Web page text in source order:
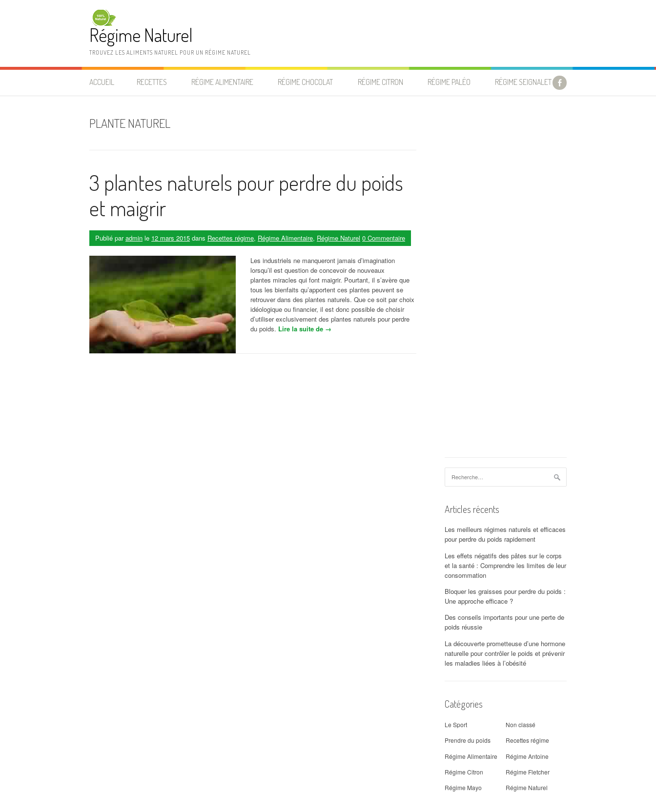
Régime Naturel
TROUVEZ LES ALIMENTS NATUREL POUR UN RÉGIME NATUREL
ACCUEIL RECETTES RÉGIME ALIMENTAIRE RÉGIME CHOCOLAT RÉGIME CITRON RÉGIME PALÉO RÉGIME SEIGNALET
PLANTE NATUREL
3 plantes naturels pour perdre du poids
et maigrir
Publié paradmin le 12 mars 2015 dans Recettes régime, Régime Alimentaire, Régime Naturel 0 Commentaire
Les industriels ne manqueront jamais d’imagination
lorsqu’il est question de concevoir de nouveaux
plantes miracles qui font maigrir. Pourtant, il s’avère que
tous les bienfaits qu’apportent ces plantes peuvent se
retrouver dans des plantes naturels. Que ce soit par choix
idéologique ou financier, il est donc possible de choisir
d’utiliser exclusivement des plantes naturels pour perdre
du poids. Lire la suite de « 3 plantes naturels pour perdre du poids et maigrir »
→
Articles récents
Les meilleurs régimes naturels et efficaces
pour perdre du poids rapidement
Les effets négatifs des pâtes sur le corps
et la santé : Comprendre les limites de leur
consommation
Bloquer les graisses pour perdre du poids :
Une approche efficace ?
Des conseils importants pour une perte de
poids réussie
La découverte prometteuse d’une hormone
naturelle pour contrôler le poids et prévenir
les maladies liées à l’obésité
Catégories
Le Sport
Non classé
Prendre du poids
Recettes régime
Régime Alimentaire
Régime Antoine
Régime Citron
Régime Fletcher
Régime Mayo
Régime Naturel